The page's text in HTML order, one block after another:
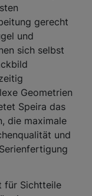
gerecht
und
sich selbst
Geometrien
Speira das
die maximale
und
für Sichtteile